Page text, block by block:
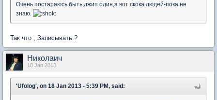
Очень постараюсь быть,джип один,а вот скока людей-пока не
знаю.
Так что , Записывать ?
Николаич
18 Jan 2013
'Ufolog', on 18 Jan 2013 - 5:39 PM, said: